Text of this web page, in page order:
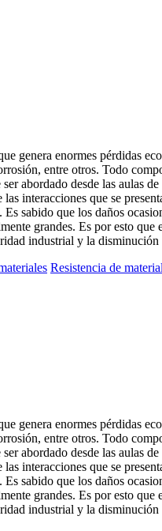
genera enormes pérdidas
entre otros. Todo
abordado desde las aulas
interacciones que se
sabido que los daños
grandes. Es por esto
industrial y la disminución
Resistencia de
genera enormes pérdidas
entre otros. Todo
abordado desde las aulas
interacciones que se
sabido que los daños
grandes. Es por esto
industrial y la disminución